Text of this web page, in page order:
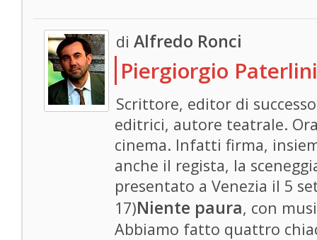
di Alfredo Ronci
Piergiorgio Paterlini
Scrittore, editor di
editrici, autore teatrale.
cinema. Infatti firma,
anche il regista, la
presentato a Venezia il 5
17)Niente paura, con
Abbiamo fatto quattro